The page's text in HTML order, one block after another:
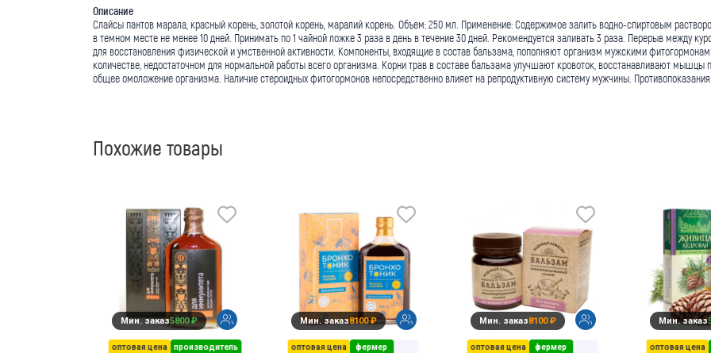
Описание
Слайсы пантов марала, красный корень, золотой корень, маралий корень. Объем: 250 мл. Применение: Содержимое залить водно-спиртовым
в темном месте не менее 10 дней. Принимать по 1 чайной ложке 3 раза в день в течение 30 дней. Рекомендуется заливать 3 раза. Перерыв между
для восстановления физической и умственной активности. Компоненты, входящие в состав бальзама, пополняют организм мужскими
количестве, недостаточном для нормальной работы всего организма. Корни трав в составе бальзама улучшают кровоток, восстанавливают мышцы
общее омоложение организма. Наличие стероидных фитогормонов непосредственно влияет на репродуктивную систему мужчины.
Похожие товары
Мин. заказ5800 ₽
оптовая цена производитель
Мин. заказ8100 ₽
оптовая цена фермер
Мин. заказ8100 ₽
оптовая цена фермер
Мин. заказ
оптовая цена